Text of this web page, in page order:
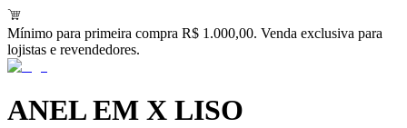
Mínimo para primeira compra R$ 1.000,00. Venda exclusiva para
lojistas e revendedores.
ANEL EM X LISO